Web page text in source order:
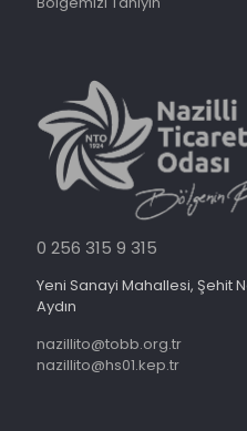
0 256 315 9 315
Yeni Sanayi Mahallesi, Şehit
Aydın
nazillito@tobb.org.tr
nazillito@hs01.kep.tr